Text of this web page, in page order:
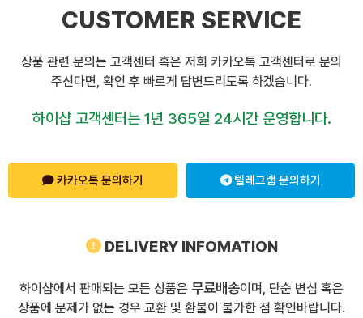
CUSTOMER SERVICE
상품 관련 문의는 고객센터 혹은 저희 카카오톡 고객센터로 문의
주신다면, 확인 후 빠르게 답변드리도록 하겠습니다.
하이샵 고객센터는 1년 365일 24시간 운영합니다.
카카오톡 문의하기 텔레그램 문의하기
DELIVERY INFOMATION
하이샵에서 판매되는 모든 상품은 무료배송이며, 단순 변심 혹은
상품에 문제가 없는 경우 교환 및 환불이 불가한 점 확인바랍니다.